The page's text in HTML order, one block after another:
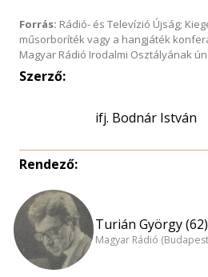
Forrás: Rádió- és Televízió Újság;
műsorboríték vagy a hangjáték
Magyar Rádió Irodalmi Osztályának
Szerző:
ifj. Bodnár István
Rendező:
Turián György (62)
Magyar Rádió